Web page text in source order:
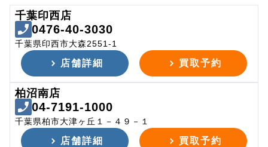
千葉印西店
0476-40-3030
千葉県印西市大森2551-1
店舗詳細 買取予約
柏沼南店
04-7191-1000
千葉県柏市大津ヶ丘１－４９－１
店舗詳細 買取予約